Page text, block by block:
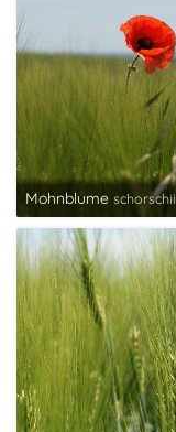
Mohnblume schorschii